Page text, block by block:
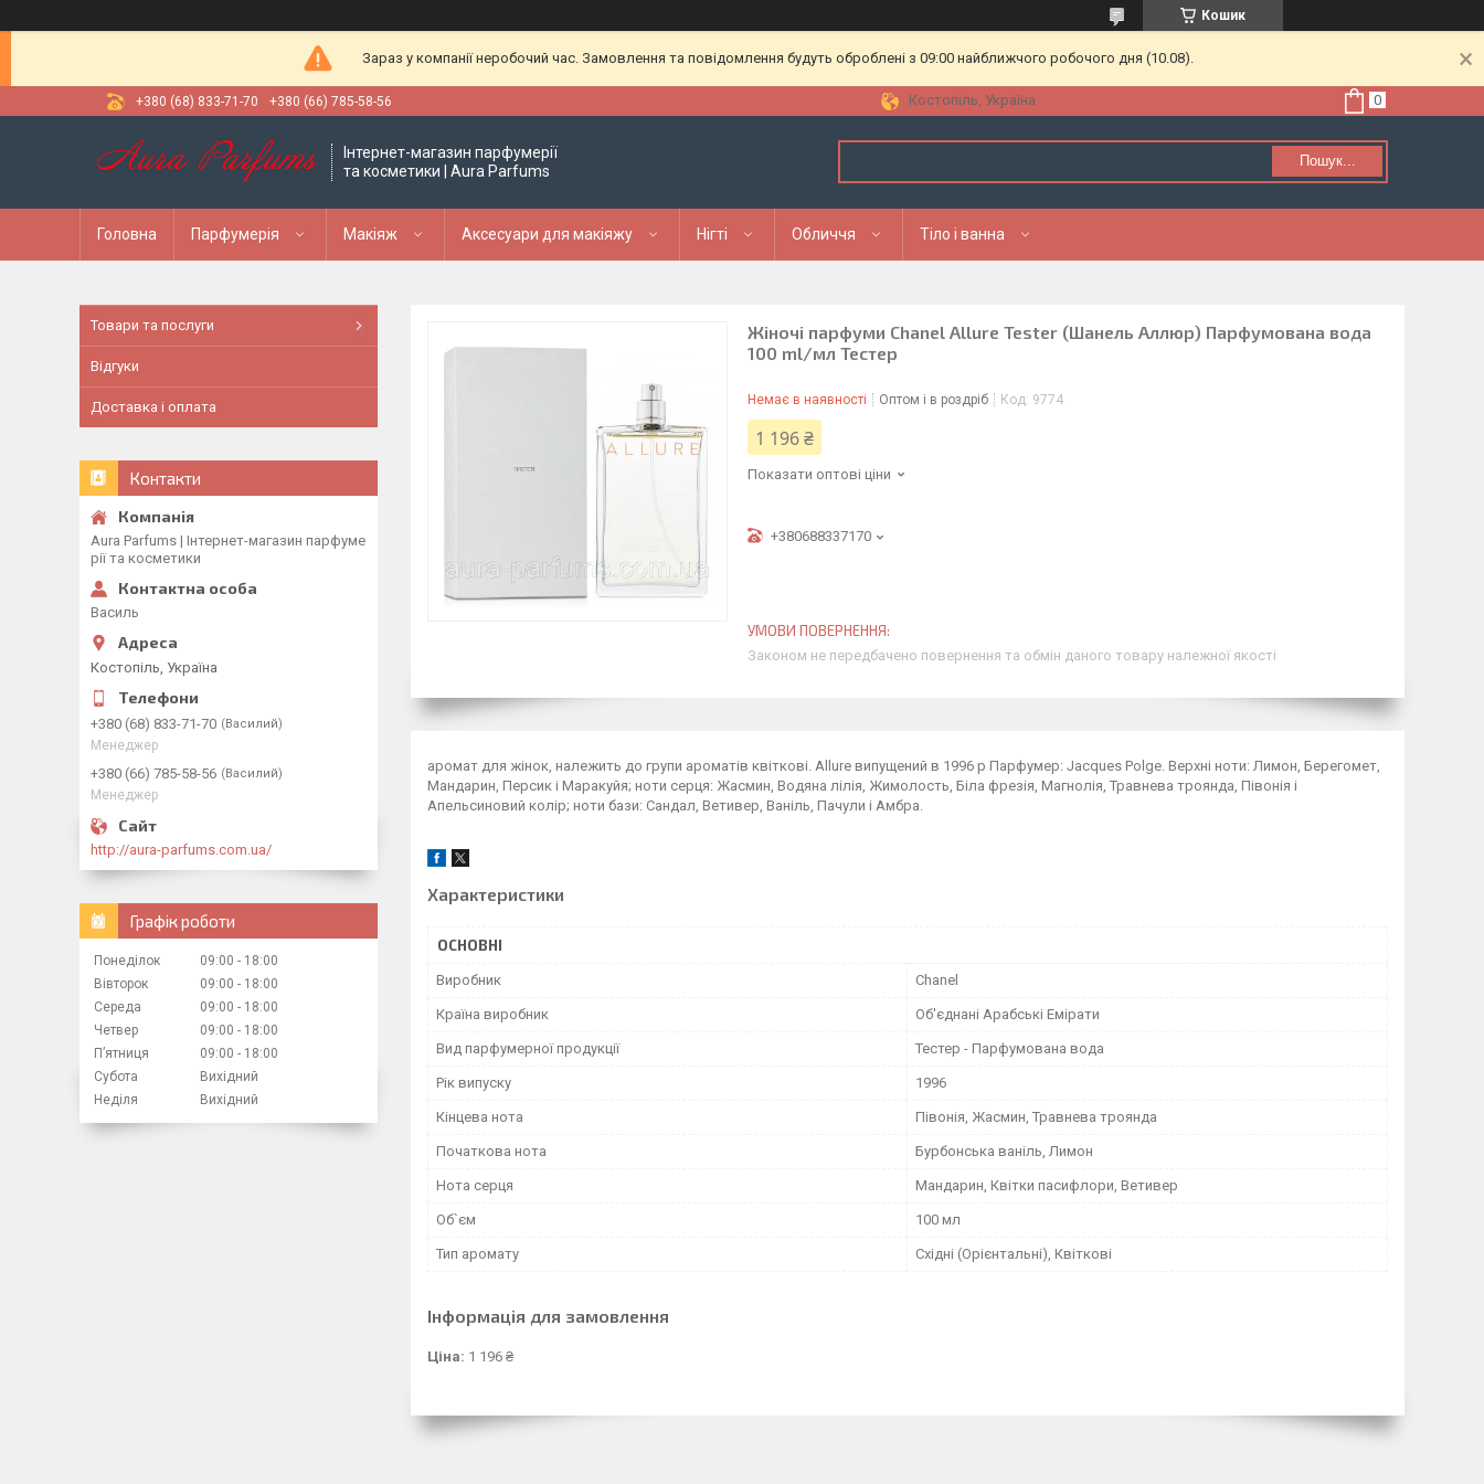
Кошик
Зараз у компанії неробочий час. Замовлення та повідомлення будуть оброблені з 09:00 найближчого робочого дня (10.08).
+380 (68) 833-71-70 +380 (66) 785-58-56 Костопіль, Україна
Інтернет-магазин парфумерії
та косметики | Aura Parfums
Пошук...
Головна Парфумерія Макіяж Аксесуари для макіяжу Нігті Обличчя Тіло і ванна
Жіночі парфуми Chanel Allure Tester (Шанель Аллюр) Парфумована вода
100 ml/мл Тестер
Немає в наявності Оптом і в роздріб Код: 9774
1 196 ₴
Показати оптові ціни
+380688337170
Законом не передбачено повернення та обмін даного товару належної якості
аромат для жінок, належить до групи ароматів квіткові. Allure випущений в 1996 р Парфумер: Jacques Polge. Верхні ноти: Лимон, Берегомет,
Мандарин, Персик і Маракуйя; ноти серця: Жасмин, Водяна лілія, Жимолость, Біла фрезія, Магнолія, Травнева троянда, Півонія і
Апельсиновий колір; ноти бази: Сандал, Ветивер, Ваніль, Пачули і Амбра.
Характеристики
ОСНОВНІ
Виробник Chanel
Країна виробник Об'єднані Арабські Емірати
Вид парфумерної продукції Тестер - Парфумована вода
Рік випуску 1996
Кінцева нота Півонія, Жасмин, Травнева троянда
Початкова нота Бурбонська ваніль, Лимон
Нота серця Мандарин, Квітки пасифлори, Ветивер
Об`єм 100 мл
Тип аромату Східні (Орієнтальні), Квіткові
Інформація для замовлення
Ціна: 1 196 ₴
Товари та послуги
Відгуки
Доставка і оплата
Контакти
Aura Parfums | Інтернет-магазин парфуме
рії та косметики
Василь
Костопіль, Україна
+380 (68) 833-71-70 Василий
Менеджер
+380 (66) 785-58-56 Василий
Менеджер
http://aura-parfums.com.ua/
Графік роботи
Понеділок 09:00
18:00
Вівторок
09:00
18:00
Середа
09:00
18:00
Четвер
09:00
18:00
Пʼятниця
09:00
18:00
Субота
Вихідний
Неділя
Вихідний